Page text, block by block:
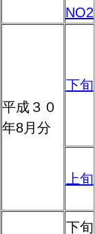
NO2
平成３０
年8月分
下旬
上旬
下旬